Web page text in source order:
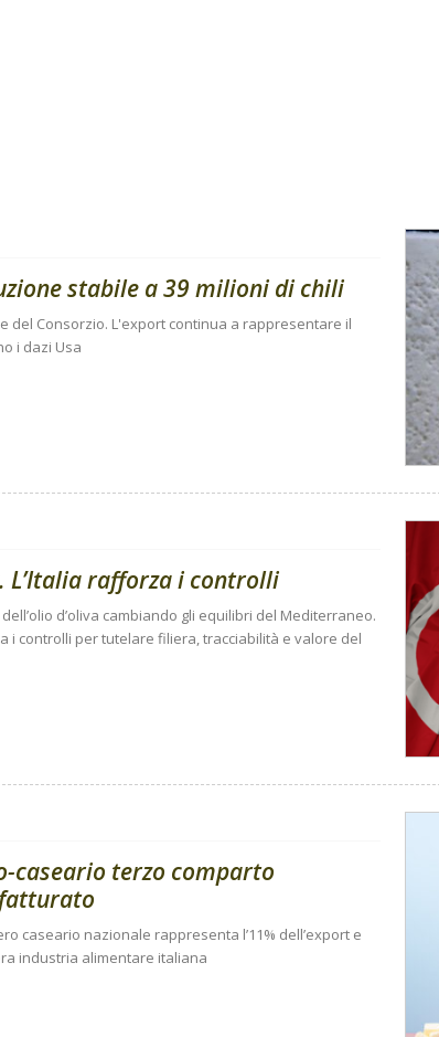
stabile a 39 milioni di chili
del Consorzio. L'export continua a rappresentare il
i dazi Usa
L’Italia rafforza i controlli
d’oliva cambiando gli equilibri del Mediterraneo.
i controlli per tutelare filiera, tracciabilità e valore del
caseario terzo comparto
caseario nazionale rappresenta l’11% dell’export e
industria alimentare italiana